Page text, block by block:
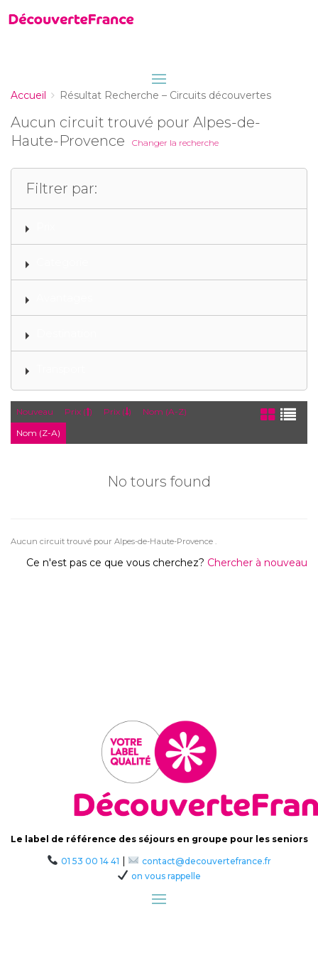
Accueil Résultat Recherche – Circuits découvertes
Aucun circuit trouvé pour Alpes-de-
Haute-Provence
Changer la recherche
Filtrer par:
Nouveau Prix ( ) Prix ( )
Nom (A-Z)
Nom (Z-A)
No tours found
Aucun circuit trouvé pour Alpes-de-Haute-Provence .
Ce n'est pas ce que vous cherchez? Chercher à nouveau
Le label de référence des séjours en groupe pour les seniors
01 53 00 14 41 |
contact@decouvertefrance.fr
on vous rappelle